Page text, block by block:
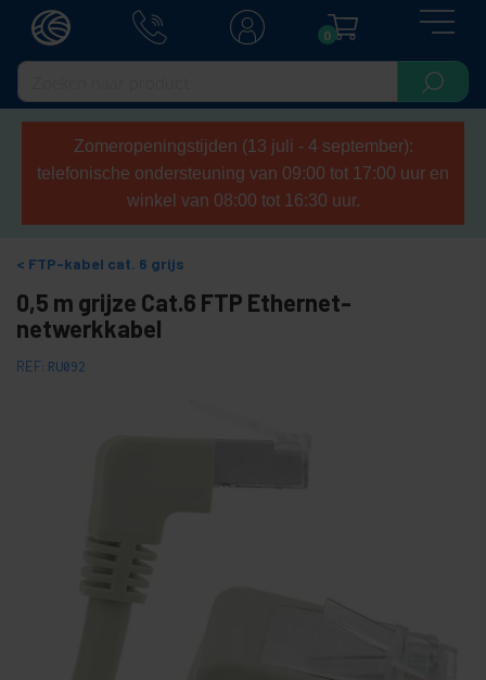
0
Zomeropeningstijden (13 juli - 4 september):
telefonische ondersteuning van 09:00 tot 17:00 uur en
winkel van 08:00 tot 16:30 uur.
FTP-kabel cat. 6 grijs
0,5 m grijze Cat.6 FTP Ethernet-
netwerkkabel
REF: RU092